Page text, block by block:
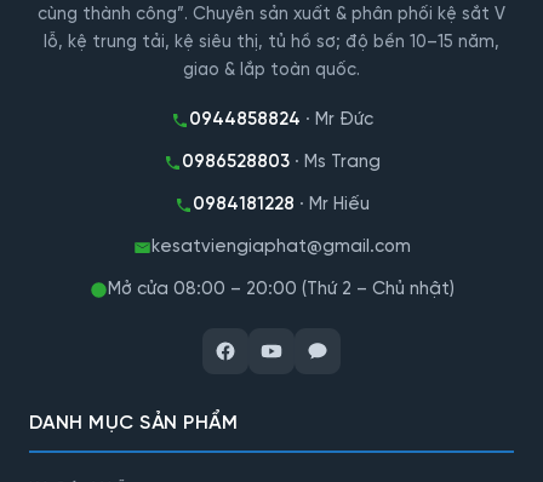
cùng thành công”. Chuyên sản xuất & phân phối kệ sắt V
lỗ, kệ trung tải, kệ siêu thị, tủ hồ sơ; độ bền 10–15 năm,
giao & lắp toàn quốc.
0944858824 · Mr Đức
0986528803· Ms Trang
0984181228 · Mr Hiếu
kesatviengiaphat@gmail.com
Mở cửa 08:00 – 20:00 (Thứ 2 – Chủ nhật)
DANH MỤC SẢN PHẨM